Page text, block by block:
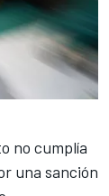
no cumplía
una sanción